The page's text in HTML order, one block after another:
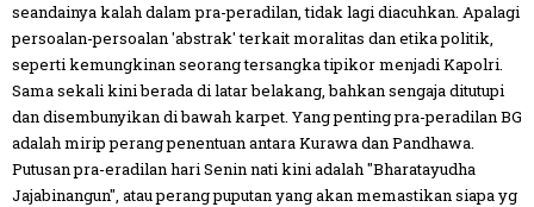
seandainya kalah dalam pra-peradilan, tidak lagi diacuhkan. Apalagi
persoalan-persoalan 'abstrak' terkait moralitas dan etika politik,
seperti kemungkinan seorang tersangka tipikor menjadi Kapolri.
Sama sekali kini berada di latar belakang, bahkan sengaja ditutupi
dan disembunyikan di bawah karpet. Yang penting pra-peradilan BG
adalah mirip perang penentuan antara Kurawa dan Pandhawa.
Putusan pra-eradilan hari Senin nati kini adalah "Bharatayudha
Jajabinangun", atau perang puputan yang akan memastikan siapa yg